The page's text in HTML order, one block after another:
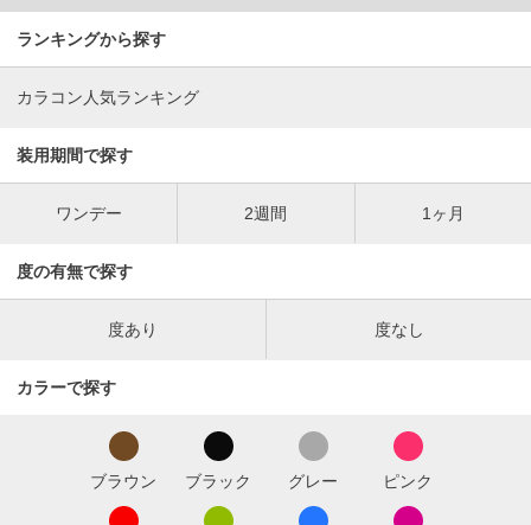
ランキングから探す
カラコン人気ランキング
装用期間で探す
ワンデー 2週間 1ヶ月
度の有無で探す
度あり 度なし
カラーで探す
ブラウン ブラック グレー ピンク